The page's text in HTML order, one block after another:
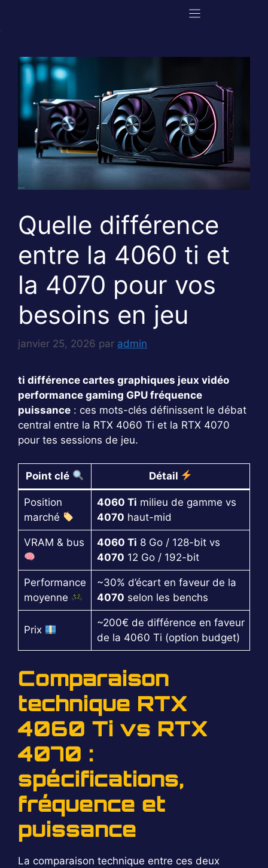
Quelle différence
entre la 4060 ti et
la 4070 pour vos
besoins en jeu
janvier 25, 2026 par admin
ti différence cartes graphiques jeux vidéo
performance gaming GPU fréquence
puissance : ces mots-clés définissent le débat
central entre la RTX 4060 Ti et la RTX 4070
pour tes sessions de jeu.
Point clé Détail
Position
marché
4060 Ti milieu de gamme vs
4070 haut-mid
VRAM & bus 4060 Ti 8 Go / 128-bit vs
4070 12 Go / 192-bit
Performance
moyenne
~30% d’écart en faveur de la
4070 selon les benchs
Prix
~200€ de différence en faveur
de la 4060 Ti (option budget)
Comparaison
technique RTX
4060 Ti vs RTX
4070 :
spécifications,
fréquence et
puissance
La comparaison technique entre ces deux